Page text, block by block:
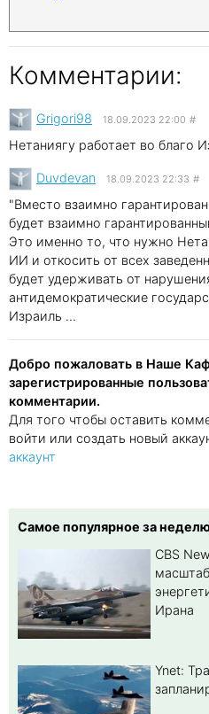
Комментарии:
Grigori98 18.09.2023 22:00 #
Нетаниягу работает во благо
Duvdevan 18.09.2023 22:33 #
"Вместо взаимно
будет взаимно
Это именно то, что нужно
ИИ и откосить от всех
будет удерживать от
антидемократические
Израиль ...
Добро пожаловать в Наше
зарегистрированные
комментарии.
Для того чтобы оставить
войти или создать новый
аккаунт
Самое популярное за
CBS
Ирана
Ynet: